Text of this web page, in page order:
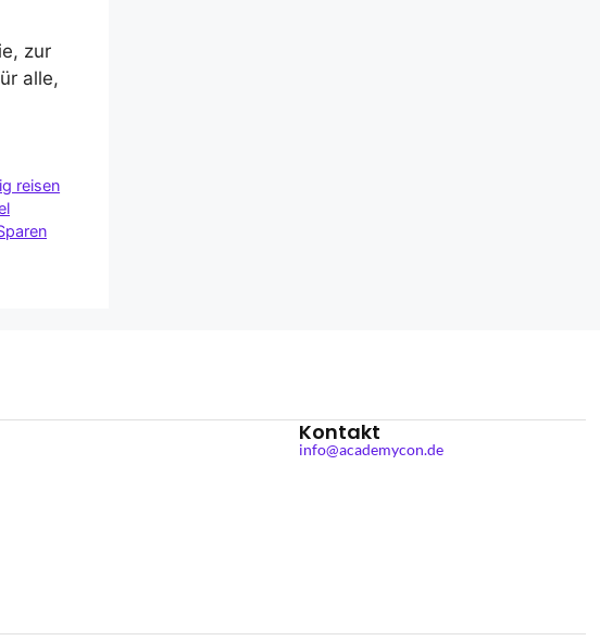
zur
alle,
reisen
Kontakt
info@academycon.de